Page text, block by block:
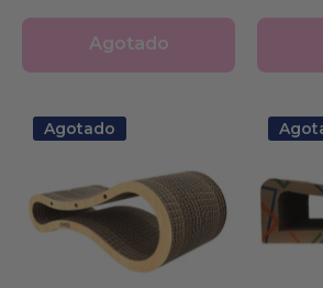
Agotado
Agotado